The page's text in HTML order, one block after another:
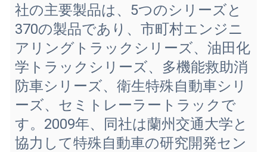
社の主要製品は、5つのシリーズと
370の製品であり、市町村エンジニ
アリングトラックシリーズ、油田化
学トラックシリーズ、多機能救助消
防車シリーズ、衛生特殊自動車シリ
ーズ、セミトレーラートラックで
す。2009年、同社は蘭州交通大学と
協力して特殊自動車の研究開発セン